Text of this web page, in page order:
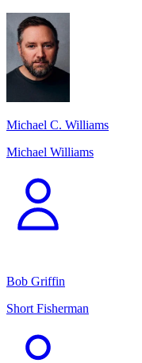
Michael C. Williams
Michael Williams
Bob Griffin
Short Fisherman